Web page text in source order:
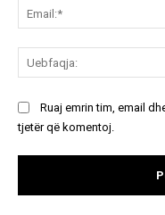
Ruaj emrin tim, email
tjetër që komentoj.